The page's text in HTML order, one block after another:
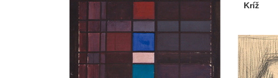
Kríž